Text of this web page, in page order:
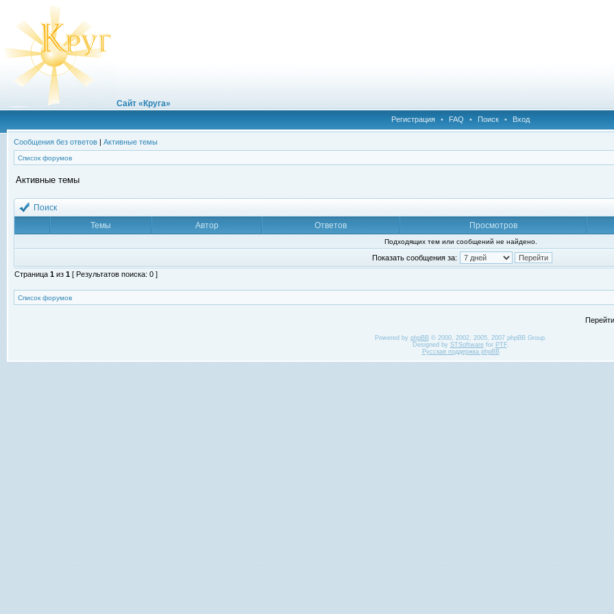
Сайт «Круга»
Регистрация • FAQ • Поиск • Вход
Сообщения без ответов | Активные темы
Список форумов
Активные темы
Поиск
Темы
Автор Ответов Просмотров
Подходящих тем или сообщений не найдено.
Показать сообщения за:
Страница 1 из 1 [ Результатов поиска: 0 ]
Список форумов
Powered by phpBB© 2000, 2002, 2005, 2007 phpBB Group.
Designed by STSoftwarefor PTF.
Русская поддержка phpBB